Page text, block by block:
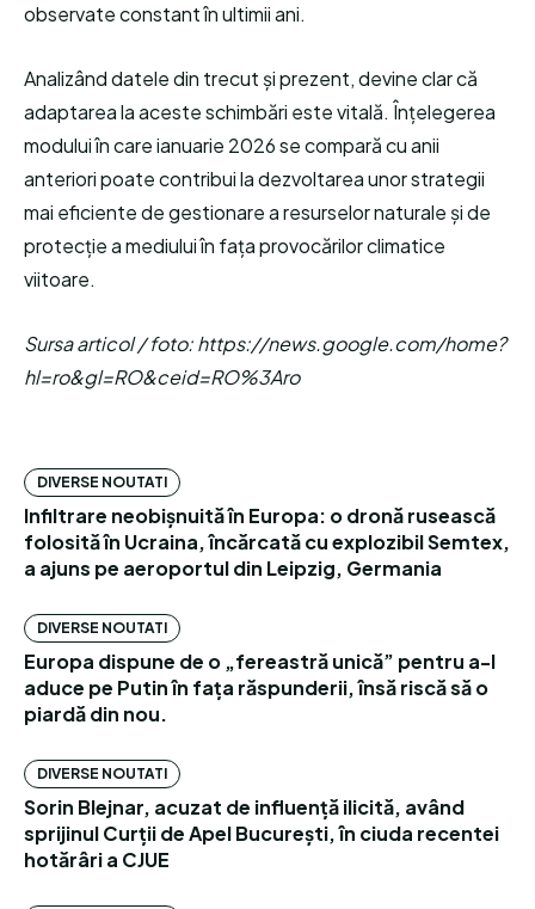
observate constant în ultimii ani.
Analizând datele din trecut și prezent, devine clar că
adaptarea la aceste schimbări este vitală. Înțelegerea
modului în care ianuarie 2026 se compară cu anii
anteriori poate contribui la dezvoltarea unor strategii
mai eficiente de gestionare a resurselor naturale și de
protecție a mediului în fața provocărilor climatice
viitoare.
Sursa articol / foto: https://news.google.com/home?
hl=ro&gl=RO&ceid=RO%3Aro
DIVERSE NOUTATI
Infiltrare neobișnuită în Europa: o dronă rusească
folosită în Ucraina, încărcată cu explozibil Semtex,
a ajuns pe aeroportul din Leipzig, Germania
DIVERSE NOUTATI
Europa dispune de o „fereastră unică” pentru a-l
aduce pe Putin în fața răspunderii, însă riscă să o
piardă din nou.
DIVERSE NOUTATI
Sorin Blejnar, acuzat de influență ilicită, având
sprijinul Curții de Apel București, în ciuda recentei
hotărâri a CJUE